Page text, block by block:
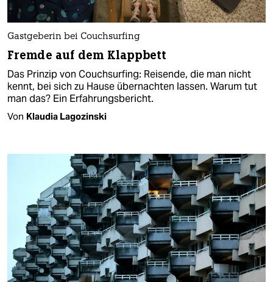
Gastgeberin bei Couchsurfing
Fremde auf dem Klappbett
Das Prinzip von Couchsurfing: Reisende, die man nicht
kennt, bei sich zu Hause übernachten lassen. Warum tut
man das? Ein Erfahrungsbericht.
Von Klaudia Lagozinski